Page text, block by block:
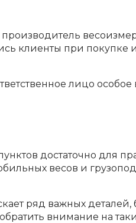
клиенты при покупке и
лицо
достаточно для
весов и
ряд важных деталей,
внимание на